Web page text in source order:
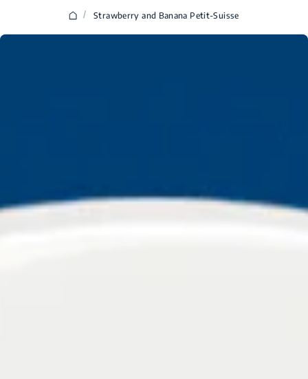
/ Strawberry and Banana Petit-Suisse